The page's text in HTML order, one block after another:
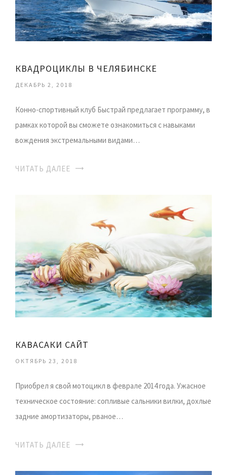
КВАДРОЦИКЛЫ В ЧЕЛЯБИНСКЕ
ДЕКАБРЬ 2, 2018
Конно-спортивный клуб Быстрай предлагает программу, в
рамках которой вы сможете ознакомиться с навыками
вождения экстремальными видами…
ЧИТАТЬ ДАЛЕЕ
КАВАСАКИ САЙТ
ОКТЯБРЬ 23, 2018
Приобрел я свой мотоцикл в феврале 2014 года. Ужасное
техническое состояние: сопливые сальники вилки, дохлые
задние амортизаторы, рваное…
ЧИТАТЬ ДАЛЕЕ